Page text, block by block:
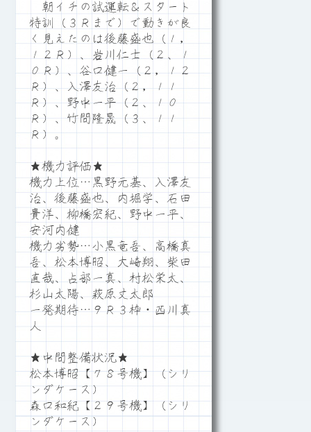
朝イチの試運転＆スタート
特訓（３Ｒまで）で動きが良
く見えたのは後藤盛也（１，
１２Ｒ）、岩川仁士（２、１
０Ｒ）、谷口健一（２，１２
Ｒ）、入澤友治（２，１１
Ｒ）、野中一平（２、１０
Ｒ）、竹間隆晟（３、１１
Ｒ）。
★機力評価★
機力上位…黒野元基、入澤友
治、後藤盛也、内堀学、石田
貴洋、柳橋宏紀、野中一平、
安河内健
機力劣勢…小黒竜吾、高橋真
吾、松本博昭、大崎翔、柴田
直哉、占部一真、村松栄太、
杉山太陽、萩原丈太郎
一発期待…９Ｒ３枠・西川真
人
★中間整備状況★
松本博昭【７８号機】（シリ
ンダケース）
森口和紀【２９号機】（シリ
ンダケース）